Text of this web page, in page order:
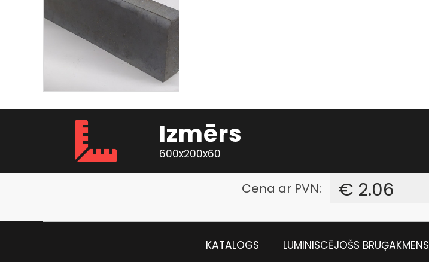
Izmērs
600x200x60
€ 2.06
Cena ar PVN:
KATALOGS LUMINISCĒJOŠS BRUĢAKMENS